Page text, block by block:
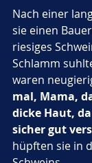
Nach einer
sie einen
riesiges
Schlamm
waren
mal, Mama,
dicke Haut,
sicher gut
hüpften sie in